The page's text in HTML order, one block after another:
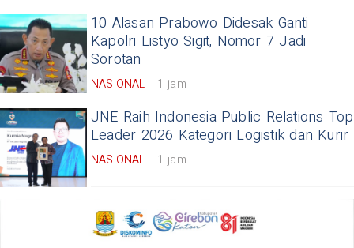
10 Alasan Prabowo Didesak Ganti
Kapolri Listyo Sigit, Nomor 7 Jadi
Sorotan
NASIONAL 1 jam
JNE Raih Indonesia Public Relations Top
Leader 2026 Kategori Logistik dan Kurir
NASIONAL 1 jam